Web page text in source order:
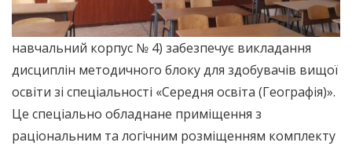
навчальний корпус № 4) забезпечує викладання
дисциплін методичного блоку для здобувачів вищої
освіти зі спеціальності «Середня освіта (Географія)».
Це спеціально обладнане приміщення з
раціональним та логічним розміщенням комплекту